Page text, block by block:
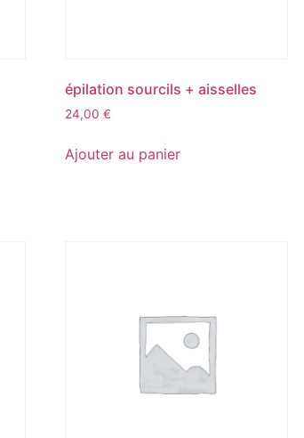
épilation sourcils + aisselles
24,00 €
Ajouter au panier